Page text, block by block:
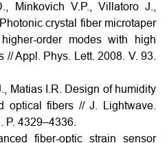
Minkovich V.P., Villatoro J.,
crystal fiber microtaper
order modes with high
Appl. Phys. Lett. 2008. V. 93.
Matias I.R. Design of humidity
optical fibers // J. Lightwave.
4329–4336.
fiber-optic strain sensor